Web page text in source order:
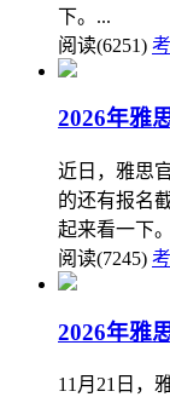
下。...
阅读(6251)
2026年雅
近日，雅思
的还有报名
起来看一下
阅读(7245)
2026年雅
11月21日，